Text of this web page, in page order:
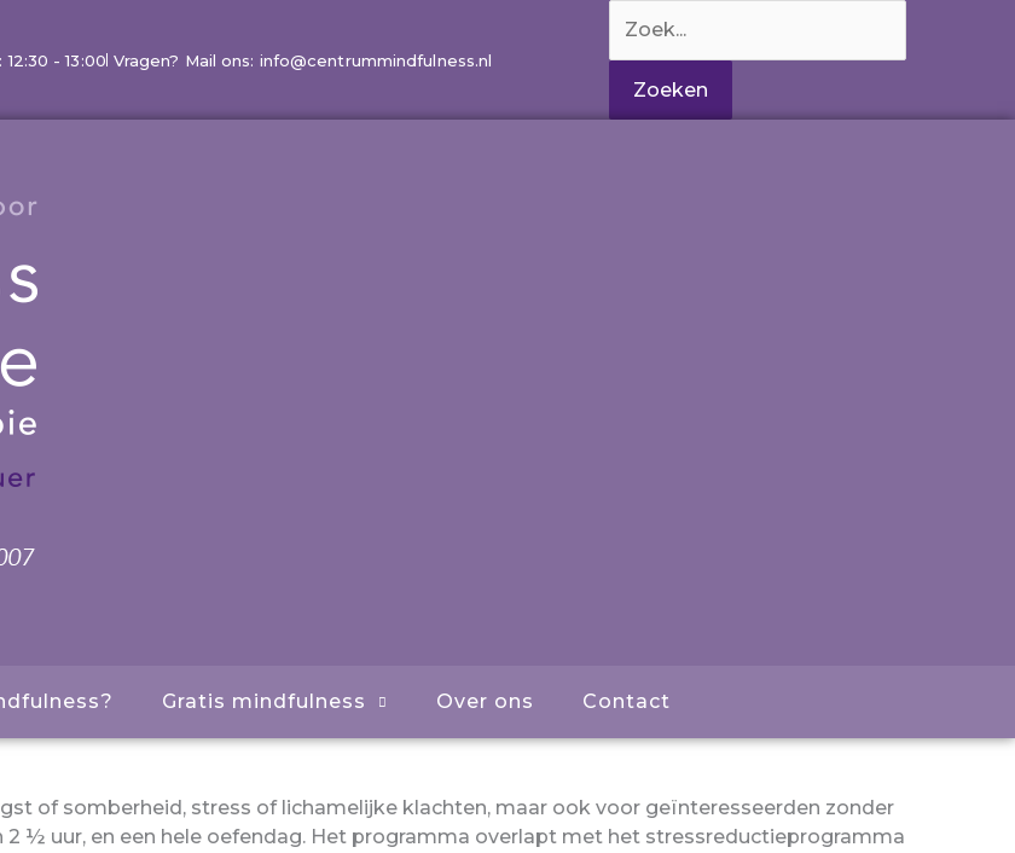
- 13:00 Vragen? Mail ons: info@centrummindfulness.nl
naar:
Gratis mindfulness Over ons Contact
of somberheid, stress of lichamelijke klachten, maar ook voor geïnteresseerden zonder
½ uur, en een hele oefendag. Het programma overlapt met het stressreductieprogramma